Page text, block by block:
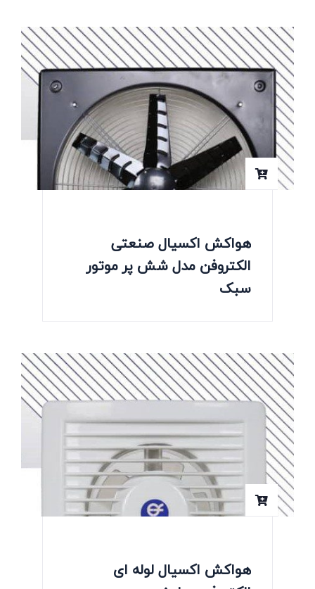
هواکش اکسیال صنعتی
الکتروفن مدل شش پر موتور
سبک
هواکش اکسیال لوله ای